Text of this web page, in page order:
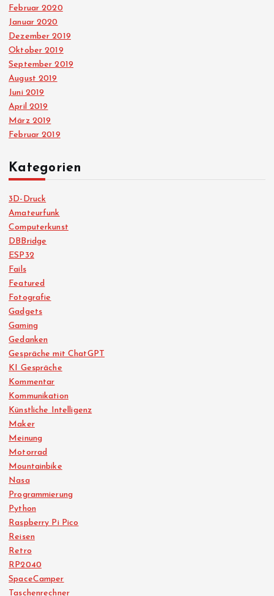
Februar 2020
Januar 2020
Dezember 2019
Oktober 2019
September 2019
August 2019
Juni 2019
April 2019
März 2019
Februar 2019
Kategorien
3D-Druck
Amateurfunk
Computerkunst
DBBridge
ESP32
Fails
Featured
Fotografie
Gadgets
Gaming
Gedanken
Gespräche mit ChatGPT
KI Gespräche
Kommentar
Kommunikation
Künstliche Intelligenz
Maker
Meinung
Motorrad
Mountainbike
Nasa
Programmierung
Python
Raspberry Pi Pico
Reisen
Retro
RP2040
SpaceCamper
Taschenrechner